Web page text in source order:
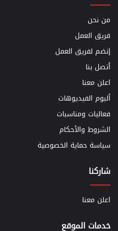
من نحن
فريق العمل
إنضم لفريق العمل
أتصل بنا
اعلن معنا
ألبوم الفيديوهات
فعاليات ومناسبات
الشروط والأحكام
سياسة حماية الخصوصية
شاركنا
اعلن معنا
خدمات الموقع